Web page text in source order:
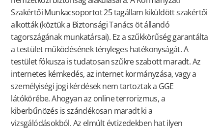
Szakértői Munkacsoportot 25 tagállam kiküldött szakértői
alkották (köztük a Biztonsági Tanács öt állandó
tagországának munkatársai). Ez a szűkkörűség garantálta
a testület működésének tényleges hatékonyságát. A
testület fókusza is tudatosan szűkre szabott maradt. Az
internetes kémkedés, az internet kormányzása, vagy a
személyiségi jogi kérdések nem tartoztak a GGE
látókörébe. Ahogyan az online terrorizmus, a
kiberbűnözés is szándékosan maradt ki a
vizsgálódásokból. Az elmúlt évtizedekben hat ilyen